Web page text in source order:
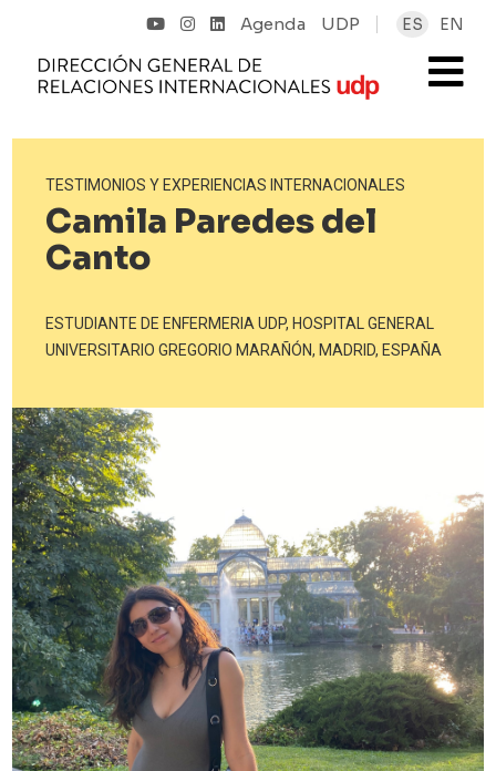
Agenda UDP ES EN
TESTIMONIOS Y EXPERIENCIAS INTERNACIONALES
Camila Paredes del
Canto
ESTUDIANTE DE ENFERMERIA UDP, HOSPITAL GENERAL
UNIVERSITARIO GREGORIO MARAÑÓN, MADRID, ESPAÑA